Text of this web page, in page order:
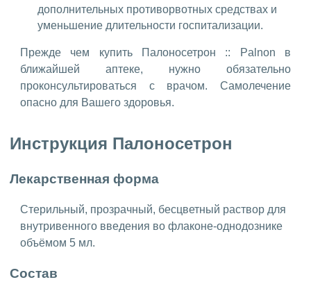
дополнительных противорвотных средствах и
уменьшение длительности госпитализации.
Прежде чем купить Палоносетрон :: Palnon в
ближайшей аптеке, нужно обязательно
проконсультироваться с врачом. Самолечение
опасно для Вашего здоровья.
Инструкция Палоносетрон
Лекарственная форма
Стерильный, прозрачный, бесцветный раствор для
внутривенного введения во флаконе-однодознике
объёмом 5 мл.
Состав